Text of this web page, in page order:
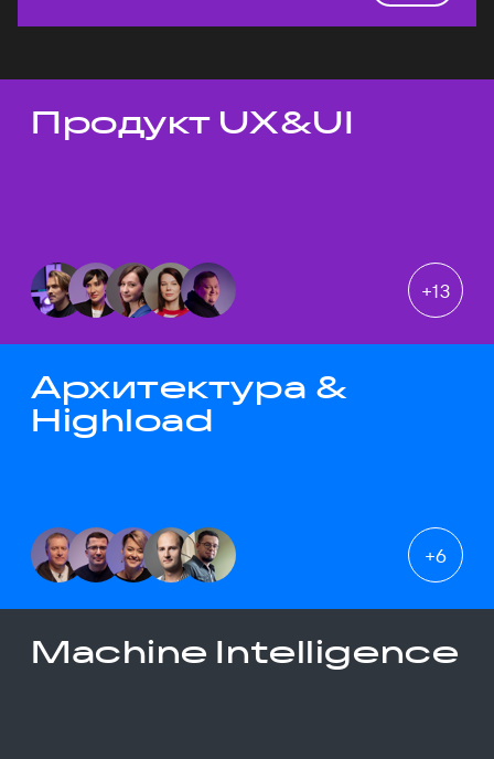
Темы докладов
Продукт UX&UI
+13
Архитектура &
Highload
+6
Machine Intelligence